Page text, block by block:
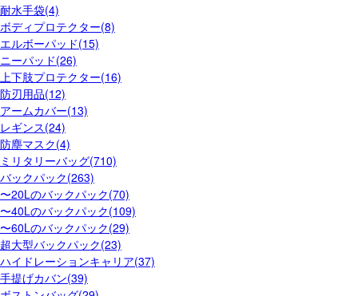
耐水手袋(4)
ボディプロテクター(8)
エルボーパッド(15)
ニーパッド(26)
上下肢プロテクター(16)
防刃用品(12)
アームカバー(13)
レギンス(24)
防塵マスク(4)
ミリタリーバッグ(710)
バックパック(263)
〜20Lのバックパック(70)
〜40Lのバックパック(109)
〜60Lのバックパック(29)
超大型バックパック(23)
ハイドレーションキャリア(37)
手提げカバン(39)